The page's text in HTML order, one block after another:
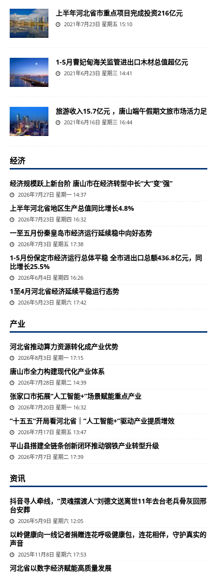
上半年河北省市重点项目完成投资216亿元
2021年7月23日 星期五 15:10
1-5月曹妃甸海关监管进出口木材总值超亿元
2021年6月23日 星期三 14:41
旅游收入15.7亿元 ，唐山端午假期文旅市场活力足
2021年6月16日 星期三 16:44
经济
经济规模跃上新台阶 唐山市在经济转型中长“大”变“强”
2026年7月27日 星期一 14:37
上半年河北省地区生产总值同比增长4.8%
2026年7月23日 星期四 16:32
一至五月份秦皇岛市经济运行延续稳中向好态势
2026年7月3日 星期五 17:38
1-5月份保定市经济运行总体平稳 全市进出口总额436.8亿元，同
比增长25.5%
2026年6月4日 星期四 16:26
1至4月河北省经济延续平稳运行态势
2026年5月23日 星期六 17:42
产业
河北省推动算力资源转化成产业优势
2026年8月3日 星期一 17:15
唐山市全力构建现代化产业体系
2026年7月28日 星期二 14:39
张家口市拓展“人工智能+”场景赋能重点产业
2026年7月20日 星期一 16:32
“十五五”开局看河北省｜“人工智能+”驱动产业提质增效
2026年7月17日 星期五 13:47
平山县搭建全链条创新闭环推动钢铁产业转型升级
2026年7月7日 星期二 17:39
资讯
抖音寻人牵线，“灵魂摆渡人”刘德文送离世11年去台老兵骨灰回邢
台安葬
2026年5月9日 星期六 12:05
以岭健康向一线记者捐赠连花呼吸健康包，连花相伴，守护真实的
声音
2025年11月8日 星期六 17:53
河北省以数字经济赋能高质量发展